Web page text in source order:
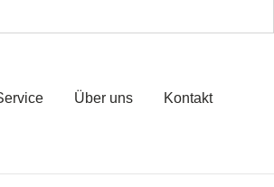
Über uns Kontakt